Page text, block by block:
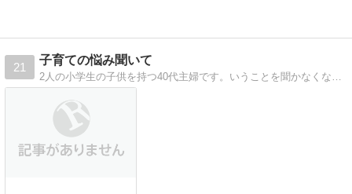
21
子育ての悩み聞いて
2人の小学生の子供を持つ40代主婦です。いうことを聞かなくなった娘二人に翻弄される毎日です。